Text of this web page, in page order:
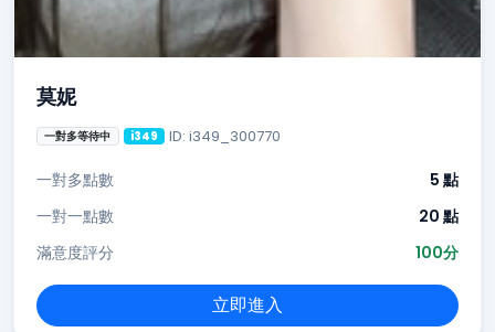
莫妮
一對多等待中 i349 ID: i349_300770
一對多點數
5 點
一對一點數
20 點
滿意度評分
100分
立即進入